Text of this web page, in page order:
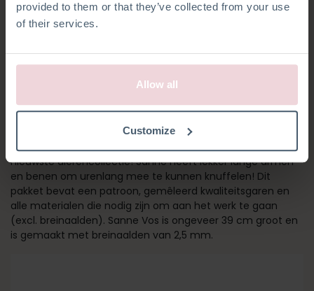
provided to them or that they’ve collected from your use
of their services.
Allow all
Customize
SANNE VOS
Sanne Vos maakt onderdeel uit van Christel Krukkert haar
nieuwste dierencollectie! Sanne heeft lekker lange armen
en benen om urenlang mee te kunnen knuffelen! Dit
pakket bevat een patroon, gemêleerd kwaliteitsgaren en
alle materialen die nodig zijn om aan het werk te gaan
(excl. breinaalden). Sanne Vos is ongeveer 39 cm groot en
is gemaakt met breinaalden van 2,5 mm.